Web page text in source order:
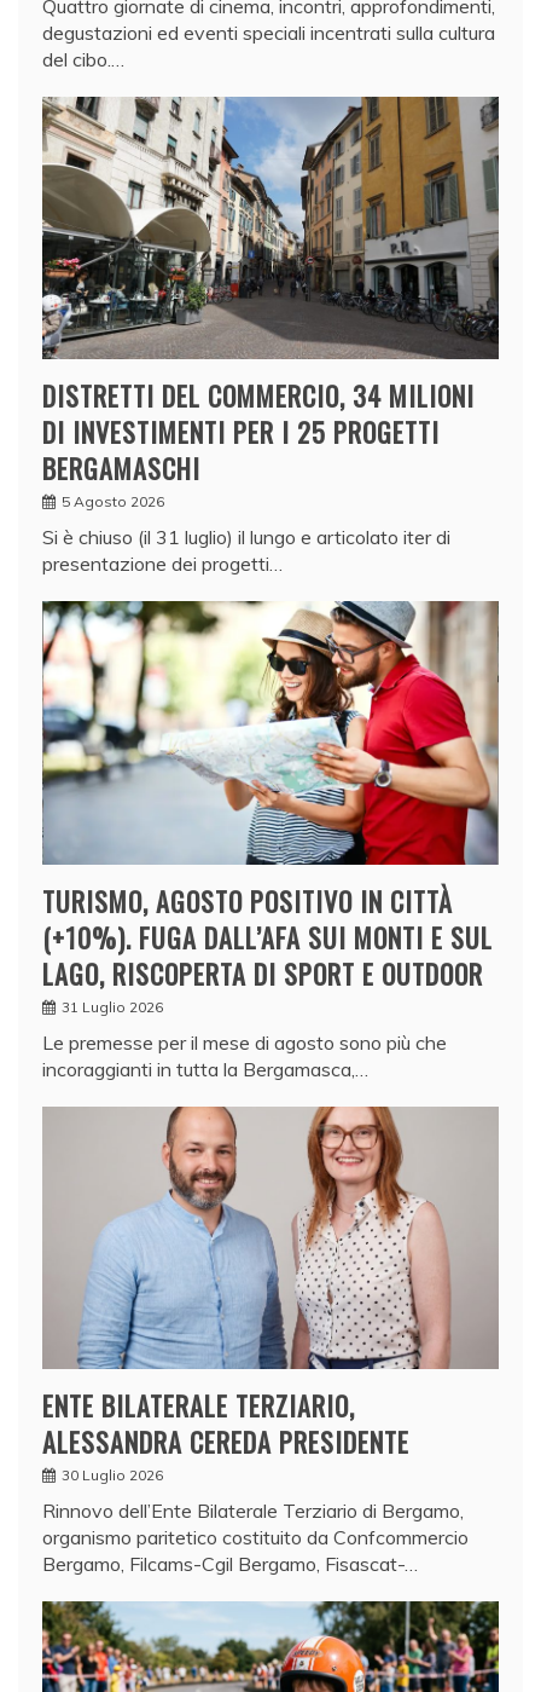
Quattro giornate di cinema, incontri, approfondimenti,
degustazioni ed eventi speciali incentrati sulla cultura
del cibo.…
DISTRETTI DEL COMMERCIO, 34 MILIONI
DI INVESTIMENTI PER I 25 PROGETTI
BERGAMASCHI
5 Agosto 2026
Si è chiuso (il 31 luglio) il lungo e articolato iter di
presentazione dei progetti…
TURISMO, AGOSTO POSITIVO IN CITTÀ
(+10%). FUGA DALL’AFA SUI MONTI E SUL
LAGO, RISCOPERTA DI SPORT E OUTDOOR
31 Luglio 2026
Le premesse per il mese di agosto sono più che
incoraggianti in tutta la Bergamasca,…
ENTE BILATERALE TERZIARIO,
ALESSANDRA CEREDA PRESIDENTE
30 Luglio 2026
Rinnovo dell’Ente Bilaterale Terziario di Bergamo,
organismo paritetico costituito da Confcommercio
Bergamo, Filcams-Cgil Bergamo, Fisascat-…